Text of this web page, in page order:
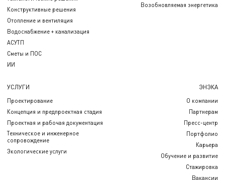
Конструктивные решения
Отопление и вентиляция
Водоснабжение + канализация
АСУТП
Сметы и ПОС
ИИ
Возобновляемая энергетика
УСЛУГИ
Проектирование
Концепция и предпроектная стадия
Проектная и рабочая документация
Техническое и инженерное
сопровождение
Экологические услуги
ЭНЭКА
О компании
Партнерам
Пресс-центр
Портфолио
Карьера
Обучение и развитие
Стажировка
Вакансии